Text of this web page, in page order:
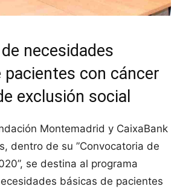
necesidades
pacientes con cáncer
exclusión social
Montemadrid y CaixaBank
dentro de su ”Convocatoria de
se destina al programa
básicas de pacientes